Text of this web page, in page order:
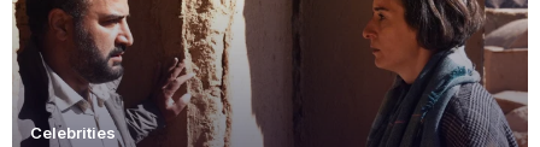
Celebrities